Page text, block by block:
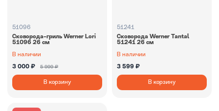
51096
Сковорода-гриль Werner Lori
51096 26 см
В наличии
3 000 ₽ 5 999 ₽
В корзину
51241
Сковорода Werner Tantal
51241 26 см
В наличии
3 599 ₽
В корзину